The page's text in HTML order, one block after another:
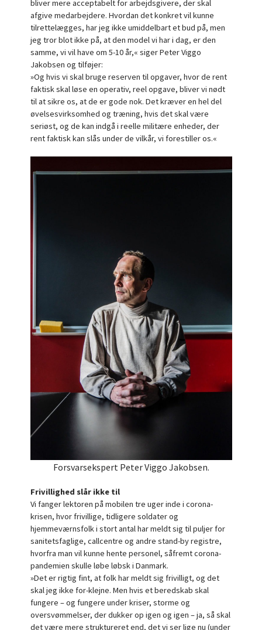
bliver mere acceptabelt for arbejdsgivere, der skal
afgive medarbejdere. Hvordan det konkret vil kunne
tilrettelægges, har jeg ikke umiddelbart et bud på, men
jeg tror blot ikke på, at den model vi har i dag, er den
samme, vi vil have om 5-10 år,« siger Peter Viggo
Jakobsen og tilføjer:
»Og hvis vi skal bruge reserven til opgaver, hvor de rent
faktisk skal løse en operativ, reel opgave, bliver vi nødt
til at sikre os, at de er gode nok. Det kræver en hel del
øvelsesvirksomhed og træning, hvis det skal være
seriøst, og de kan indgå i reelle militære enheder, der
rent faktisk kan slås under de vilkår, vi forestiller os.«
Forsvarsekspert Peter Viggo Jakobsen.
Frivillighed slår ikke til
Vi fanger lektoren på mobilen tre uger inde i corona-
krisen, hvor frivillige, tidligere soldater og
hjemmeværnsfolk i stort antal har meldt sig til puljer for
sanitetsfaglige, callcentre og andre stand-by registre,
hvorfra man vil kunne hente personel, såfremt corona-
pandemien skulle løbe løbsk i Danmark.
»Det er rigtig fint, at folk har meldt sig frivilligt, og det
skal jeg ikke for-klejne. Men hvis et beredskab skal
fungere – og fungere under kriser, storme og
oversvømmelser, der dukker op igen og igen – ja, så skal
det være mere struktureret end, det vi ser lige nu (under